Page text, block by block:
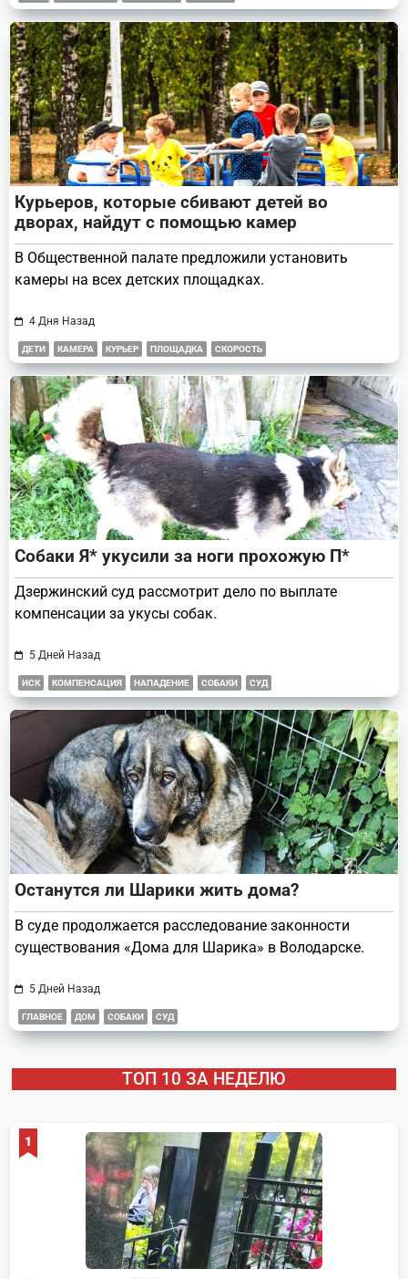
Курьеров, которые сбивают детей во
дворах, найдут с помощью камер
В Общественной палате предложили установить
камеры на всех детских площадках.
4 Дня Назад
ДЕТИ КАМЕРА КУРЬЕР ПЛОЩАДКА СКОРОСТЬ
Собаки Я* укусили за ноги прохожую П*
Дзержинский суд рассмотрит дело по выплате
компенсации за укусы собак.
5 Дней Назад
ИСК КОМПЕНСАЦИЯ НАПАДЕНИЕ СОБАКИ СУД
Останутся ли Шарики жить дома?
В суде продолжается расследование законности
существования «Дома для Шарика» в Володарске.
5 Дней Назад
ГЛАВНОЕ ДОМ СОБАКИ СУД
ТОП 10 ЗА НЕДЕЛЮ